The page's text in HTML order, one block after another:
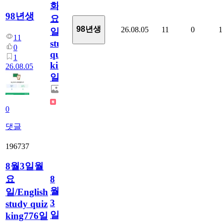
98년생
11
0
1
26.08.05
0
댓글
화
요
일/English
study
quiz
king777
일
98년생 26.08.05 11 0 1
196737
8월3일월
요
일/English
study quiz
king776일
8
월
3
일